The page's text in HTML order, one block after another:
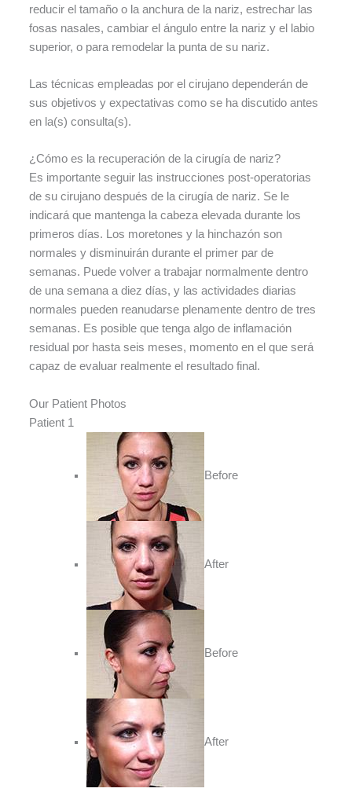
reducir el tamaño o la anchura de la nariz, estrechar las
fosas nasales, cambiar el ángulo entre la nariz y el labio
superior, o para remodelar la punta de su nariz.
Las técnicas empleadas por el cirujano dependerán de
sus objetivos y expectativas como se ha discutido antes
en la(s) consulta(s).
¿Cómo es la recuperación de la cirugía de nariz?
Es importante seguir las instrucciones post-operatorias
de su cirujano después de la cirugía de nariz. Se le
indicará que mantenga la cabeza elevada durante los
primeros días. Los moretones y la hinchazón son
normales y disminuirán durante el primer par de
semanas. Puede volver a trabajar normalmente dentro
de una semana a diez días, y las actividades diarias
normales pueden reanudarse plenamente dentro de tres
semanas. Es posible que tenga algo de inflamación
residual por hasta seis meses, momento en el que será
capaz de evaluar realmente el resultado final.
Our Patient Photos
Patient 1
Before
After
Before
After